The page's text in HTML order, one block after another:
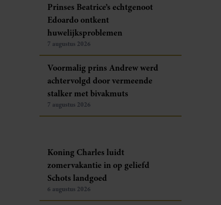
Prinses Beatrice’s echtgenoot
Edoardo ontkent
huwelijksproblemen
7 augustus 2026
Voormalig prins Andrew werd
achtervolgd door vermeende
stalker met bivakmuts
7 augustus 2026
Koning Charles luidt
zomervakantie in op geliefd
Schots landgoed
6 augustus 2026